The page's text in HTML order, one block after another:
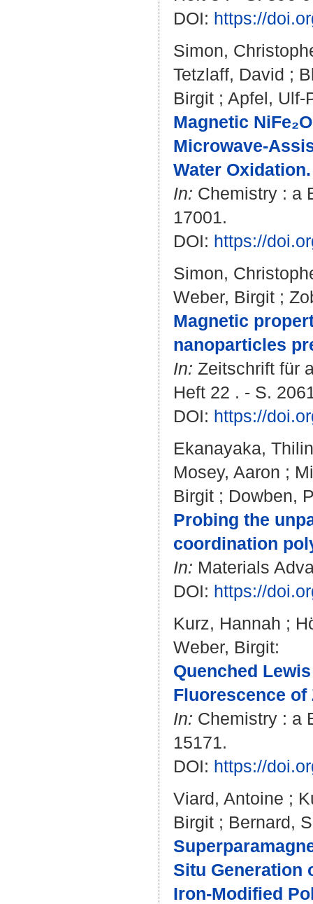
DOI: https://
Simon,
Tetzlaff, David ;
Birgit ; Apfel, Ulf-
Magnetic
Microwave-
Water Oxidation.
In: Chemistry : a
17001.
DOI: https://
Simon,
Weber, Birgit ;
Magnetic
nanoparticles
In: Zeitschrift für
Heft 22 . - S.
DOI: https://
Ekanayaka,
Mosey, Aaron ;
Birgit ; Dowben,
Probing the
coordination
In: Materials
DOI: https://
Kurz, Hannah ;
Weber, Birgit:
Quenched
Fluorescence of
In: Chemistry : a
15171.
DOI: https://
Viard, Antoine ;
Birgit ; Bernard,
Situ Generation
Iron-Modified